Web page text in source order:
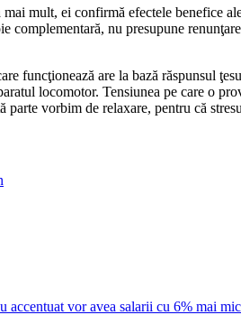
mult, ei confirmă efectele benefice
complementară, nu presupune
funcţionează are la bază răspunsul
locomotor. Tensiunea pe care o
parte vorbim de relaxare, pentru că
accentuat vor avea salarii cu 6% mai